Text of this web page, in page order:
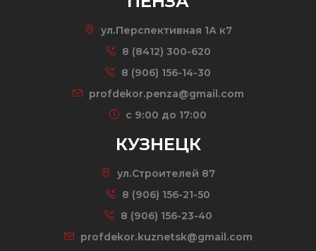
ул.Перспективная 1А к7
8 (8412) 300-620
8 (906) 156-14-30
profdekor.penza@gmail.com
c 9:00 до 17:00
КУЗНЕЦК
ул.Строителей 87
8 (906) 156-21-50
8 (906) 156-23-40
profdekor.kuznetsk@gmail.com